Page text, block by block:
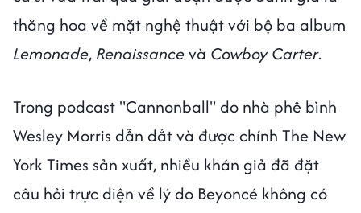
thăng hoa về mặt nghệ thuật với bộ ba album
Lemonade, Renaissancevà Cowboy Carter.
Trong podcast "Cannonball" do nhà phê bình
Wesley Morris dẫn dắt và được chính The New
York Times sản xuất, nhiều khán giả đã đặt
câu hỏi trực diện về lý do Beyoncé không có